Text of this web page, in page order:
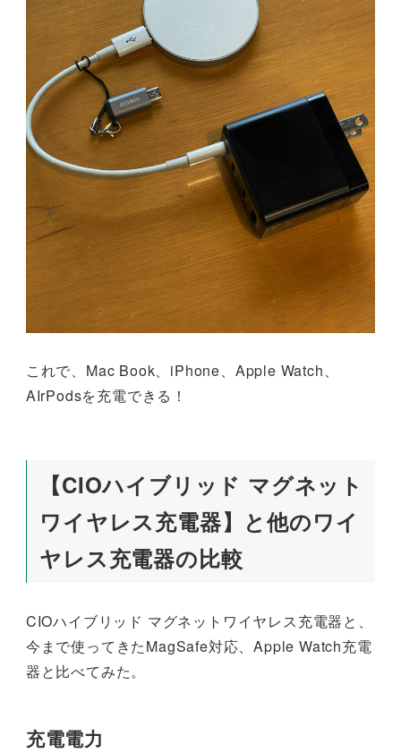
これで、Mac Book、iPhone、Apple Watch、
AIrPodsを充電できる！
【CIOハイブリッド マグネット
ワイヤレス充電器】と他のワイ
ヤレス充電器の比較
CIOハイブリッド マグネットワイヤレス充電器と、
今まで使ってきたMagSafe対応、Apple Watch充電
器と比べてみた。
充電電力